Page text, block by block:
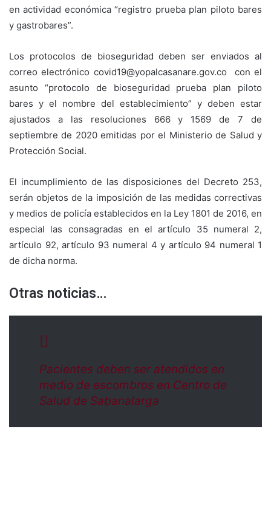
en actividad económica “registro prueba plan piloto bares
y gastrobares”.
Los protocolos de bioseguridad deben ser enviados al
correo electrónico covid19@yopalcasanare.gov.co con el
asunto “protocolo de bioseguridad prueba plan piloto
bares y el nombre del establecimiento” y deben estar
ajustados a las resoluciones 666 y 1569 de 7 de
septiembre de 2020 emitidas por el Ministerio de Salud y
Protección Social.
El incumplimiento de las disposiciones del Decreto 253,
serán objetos de la imposición de las medidas correctivas
y medios de policía establecidos en la Ley 1801 de 2016, en
especial las consagradas en el artículo 35 numeral 2,
artículo 92, artículo 93 numeral 4 y artículo 94 numeral 1
de dicha norma.
Otras noticias…
Pacientes deben ser atendidos en
medio de escombros en Centro de
Salud de Sabanalarga